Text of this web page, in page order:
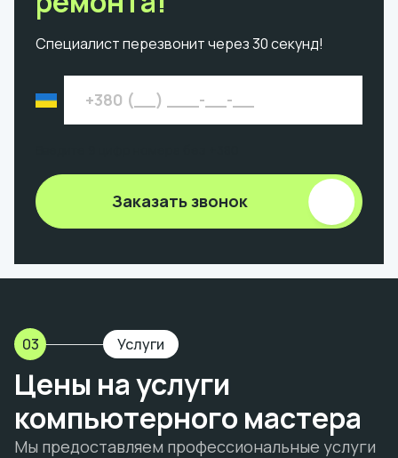
Специалист перезвонит через 30 секунд!
Заказать звонок
03 Услуги
Цены на услуги
компьютерного мастера
Мы предоставляем профессиональные услуги